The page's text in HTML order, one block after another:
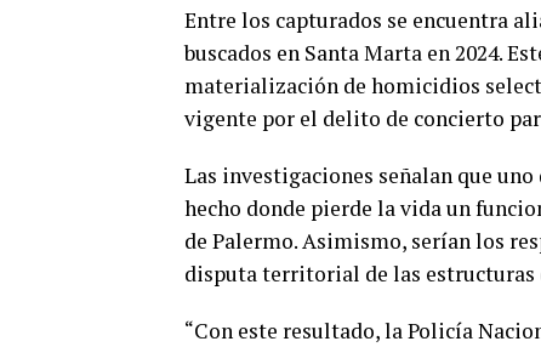
Entre los capturados se encuentra
buscados en Santa Marta en 2024.
materialización de homicidios
vigente por el delito de concierto
Las investigaciones señalan que
hecho donde pierde la vida un
de Palermo. Asimismo, serían los
disputa territorial de las estructuras
“Con este resultado, la Policía